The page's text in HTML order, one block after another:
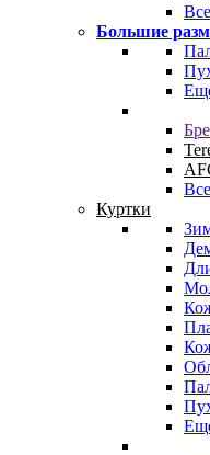
Большие
Куртки